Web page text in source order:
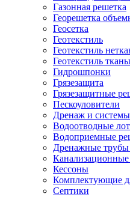
Газонная решетка
Георешетка
Геосетка
Геотекстиль
Геотекстиль
Геотекстиль
Гидрошпонки
Грязезащита
Грязезащитные
Пескоуловители
Дренаж и системы
Водоотводные
Водоприемные
Дренажные
Кессоны
Комплектующие
Септики